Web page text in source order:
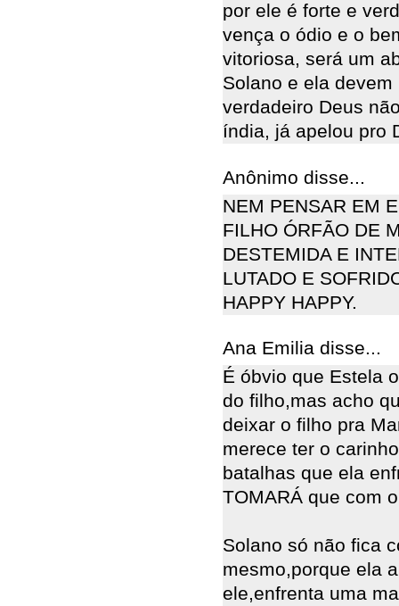
por ele é forte e
vença o ódio e o
vitoriosa, será um
Solano e ela
verdadeiro Deus
índia, já apelou pro
Anônimo disse...
NEM PENSAR EM
FILHO ÓRFÃO DE
DESTEMIDA E
LUTADO E
HAPPY HAPPY.
Ana Emilia disse...
É óbvio que Estela
do filho,mas acho
deixar o filho pra
merece ter o
batalhas que ela
TOMARÁ que com
Solano só não fica
mesmo,porque ela
ele,enfrenta uma